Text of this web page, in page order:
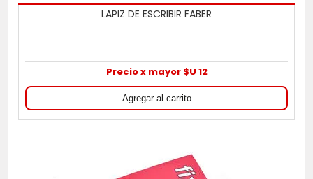
LAPIZ DE ESCRIBIR FABER
Precio x mayor $U 12